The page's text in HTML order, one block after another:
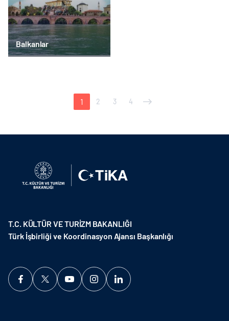
Balkanlar
1 2 3 4
T.C. KÜLTÜR VE TURİZM BAKANLIĞI
Türk İşbirliği ve Koordinasyon Ajansı Başkanlığı